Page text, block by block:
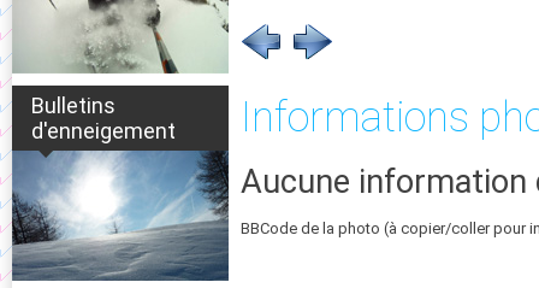
Bulletins
d'enneigement
Informations
Aucune information
BBCode de la photo (à copier/coller pour